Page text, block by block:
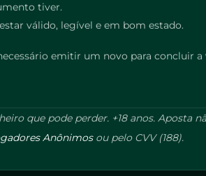
tiver.
válido, legível e em bom estado.
emitir um novo para concluir a
que pode perder. +18 anos. Aposta
Anônimosou pelo CVV (188).